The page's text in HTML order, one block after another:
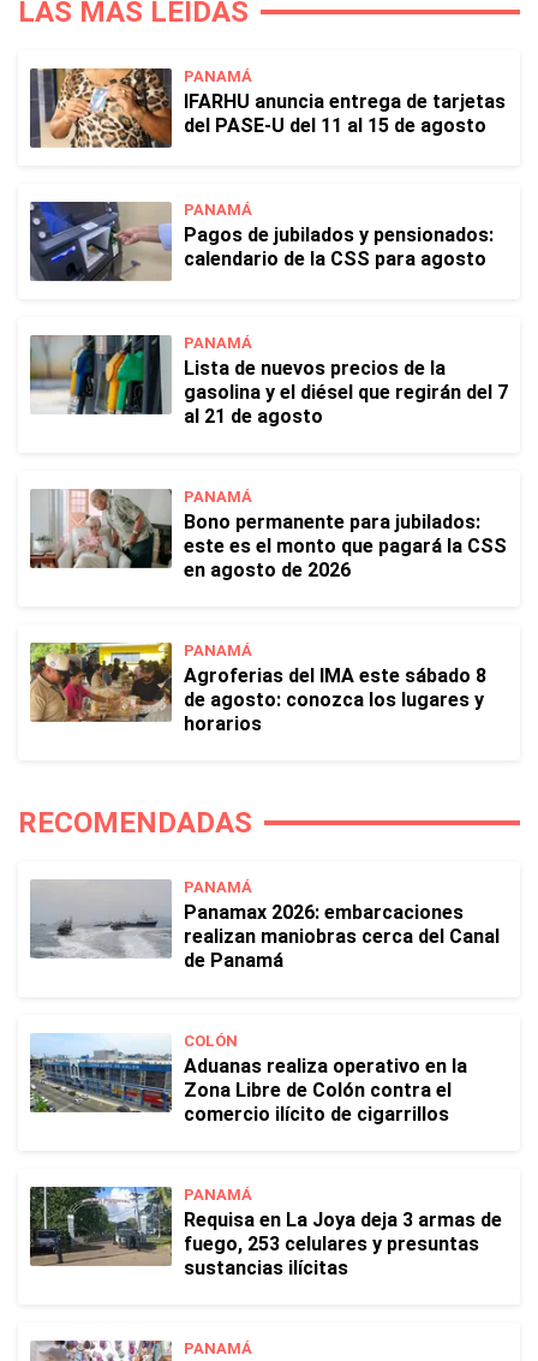
LAS MÁS LEÍDAS
PANAMÁ
IFARHU anuncia entrega de tarjetas
del PASE-U del 11 al 15 de agosto
PANAMÁ
Pagos de jubilados y pensionados:
calendario de la CSS para agosto
PANAMÁ
Lista de nuevos precios de la
gasolina y el diésel que regirán del 7
al 21 de agosto
PANAMÁ
Bono permanente para jubilados:
este es el monto que pagará la CSS
en agosto de 2026
PANAMÁ
Agroferias del IMA este sábado 8
de agosto: conozca los lugares y
horarios
RECOMENDADAS
PANAMÁ
Panamax 2026: embarcaciones
realizan maniobras cerca del Canal
de Panamá
COLÓN
Aduanas realiza operativo en la
Zona Libre de Colón contra el
comercio ilícito de cigarrillos
PANAMÁ
Requisa en La Joya deja 3 armas de
fuego, 253 celulares y presuntas
sustancias ilícitas
PANAMÁ